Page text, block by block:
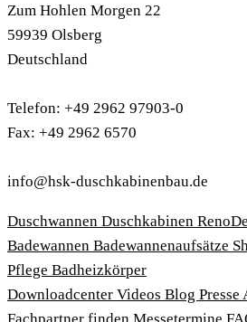
Zum Hohlen Morgen 22
59939 Olsberg
Deutschland
Telefon: +49 2962 97903-0
Fax: +49 2962 6570
info@hsk-duschkabinenbau.de
Duschwannen Duschkabinen
Badewannen Badewannenaufsätze
Pflege Badheizkörper
Download­center Videos Blog Presse